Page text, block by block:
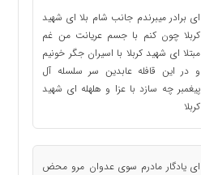
ای برادر میبرندم جانب شام بلا ای شهید
کربلا چون کنم با جسم عریانت من غم
مبتلا ای شهید کربلا با اسیران جگر خونیم
و در این قافله عابدین سر سلسله آل
پیغمبر چه سازد با عزا و هلهله ای شهید
کربلا
ای یادگار مادرم سوی عدوان مرو محض